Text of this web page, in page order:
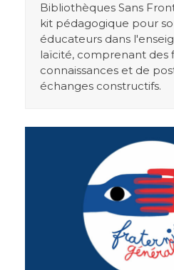
Bibliothèques Sans
kit pédagogique pour
éducateurs dans
laïcité, comprenant des
connaissances et de
échanges constructifs.